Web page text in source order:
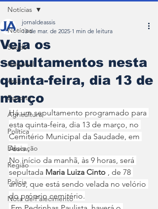
Notícias
Saúde
Nacional
Assis
Esporte
Agricultura
Política
Educação
Região
Polícia
Nota de Falecimento
Notícias
Veja os
sepultamentos nesta
quinta-feira, dia 13 de
março
jornaldeassis
13 de mar. de 2025 1 min de leitura
Há um sepultamento programado para
esta quinta-feira, dia 13 de março, no
Cemitério Municipal da Saudade, em
Assis.
No início da manhã, às 9 horas, será
sepultada Maria Luiza Cinto , de 78
anos, que está sendo velada no velório
do próprio cemitério.